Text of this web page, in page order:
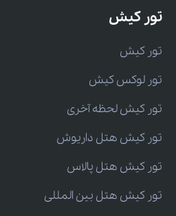
تور کیش
تور کیش
تور لوکس کیش
تور کیش لحظه آخری
تور کیش هتل داریوش
تور کیش هتل پالاس
تور کیش هتل بین المللی